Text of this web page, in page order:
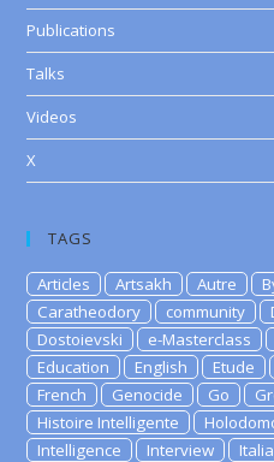
Publications
Talks
Videos
X
TAGS
Articles Artsakh Autre
Caratheodory
community
Dostoievski
e-Masterclass
Education
English Etude
French
Genocide Go
Histoire Intelligente
Intelligence
Interview